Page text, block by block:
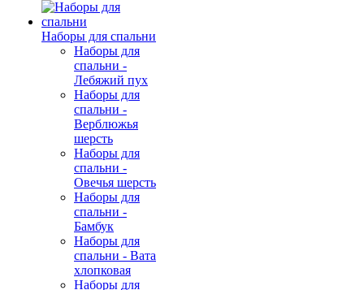
Наборы для спальни
Наборы для
спальни -
Лебяжий пух
Наборы для
спальни -
Верблюжья
шерсть
Наборы для
спальни -
Овечья шерсть
Наборы для
спальни -
Бамбук
Наборы для
спальни - Вата
хлопковая
Наборы для